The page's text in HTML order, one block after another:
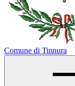
Comune di Tinnura